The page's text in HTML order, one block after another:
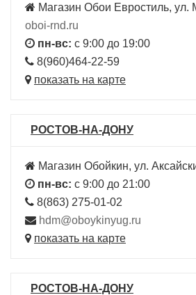
Магазин Обои Евростиль, ул.
oboi-rnd.ru
пн-вс: с 9:00 до 19:00
8(960)464-22-59
показать на карте
РОСТОВ-НА-ДОНУ
Магазин Обойкин, ул.
пн-вс: с 9:00 до 21:00
8(863) 275-01-02
hdm@oboykinyug.ru
показать на карте
РОСТОВ-НА-ДОНУ